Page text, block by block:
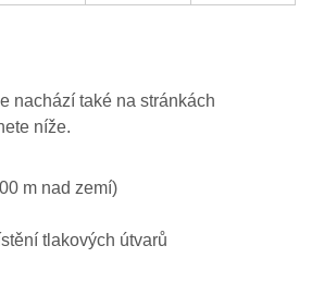
nachází také na stránkách
níže.
m nad zemí)
tlakových útvarů